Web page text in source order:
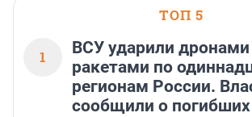
ТОП 5
1
ВСУ ударили дронами
ракетами по
регионам России.
сообщили о